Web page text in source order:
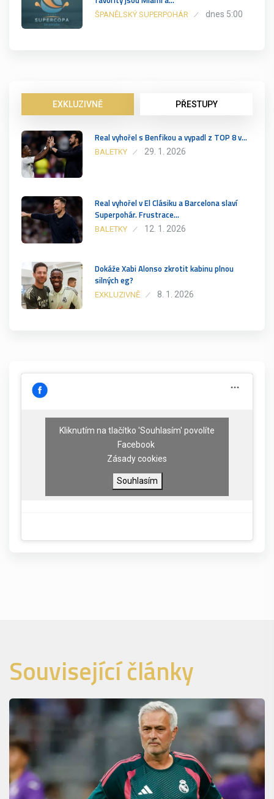
ŠPANĚLSKÝ SUPERPOHÁR dnes 5:00
EXKLUZIVNĚ PŘESTUPY
Real vyhořel s Benfikou a vypadl z TOP 8 v…
BALETKY 29. 1. 2026
Real vyhořel v El Clásiku a Barcelona slaví
Superpohár. Frustrace…
BALETKY 12. 1. 2026
Dokáže Xabi Alonso zkrotit kabinu plnou
silných eg?
EXKLUZIVNĚ 8. 1. 2026
Kliknutím na tlačítko 'Souhlasím' povolíte
Facebook
Zásady cookies
Souhlasím
Související články